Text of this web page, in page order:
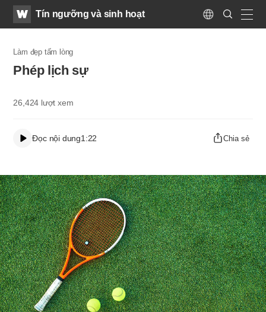
WATVTín ngưỡng và sinh hoạt
Language
Search
Submit
Làm đẹp tấm lòng
Phép lịch sự
26,424 lượt xem
Đọc nội dung1:22 Chia sẻ